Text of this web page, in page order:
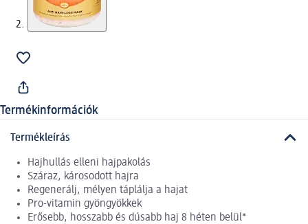
Termékinformációk
Termékleírás
Hajhullás elleni hajpakolás
Száraz, károsodott hajra
Regenerálj, mélyen táplálja a hajat
Pro-vitamin gyöngyökkek
Erősebb, hosszabb és dúsabb haj 8 héten belül*